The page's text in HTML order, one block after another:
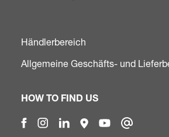
Händlerbereich
Allgemeine Geschäfts- und
HOW TO FIND US